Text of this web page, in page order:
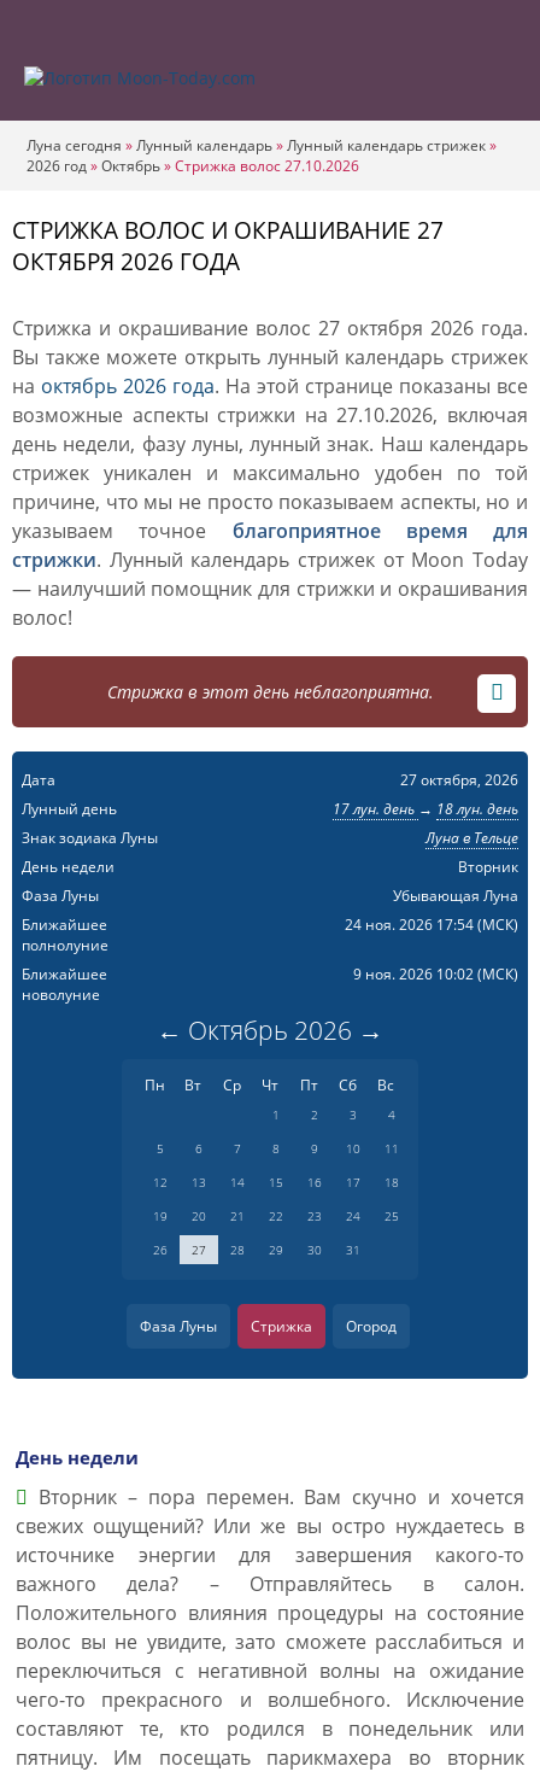
Луна сегодня »Лунный календарь»Лунный календарь стрижек»
2026 год»Октябрь»Стрижка волос 27.10.2026
СТРИЖКА ВОЛОС И ОКРАШИВАНИЕ 27
ОКТЯБРЯ 2026 ГОДА
Стрижка и окрашивание волос 27 октября 2026 года.
Вы также можете открыть лунный календарь стрижек
на октябрь 2026 года. На этой странице показаны все
возможные аспекты стрижки на 27.10.2026, включая
день недели, фазу луны, лунный знак. Наш календарь
стрижек уникален и максимально удобен по той
причине, что мы не просто показываем аспекты, но и
указываем точное благоприятное время для
стрижки. Лунный календарь стрижек от Moon Today
— наилучший помощник для стрижки и окрашивания
волос!
Стрижка в этот день неблагоприятна.
Дата
27 октября, 2026
Лунный день
17 лун. день → 18 лун. день
Знак зодиака Луны
Луна в Тельце
День недели
Вторник
Фаза Луны
Убывающая Луна
Ближайшее
полнолуние
24 ноя. 2026 17:54(МСК)
Ближайшее
новолуние
9 ноя. 2026 10:02(МСК)
← Октябрь 2026 →
Пн Вт Ср Чт Пт Сб Вс
1 2 3
4
5
6 7 8 9 10
11
12
13 14 15 16 17
18
19
20 21 22 23 24
25
26
27 28 29 30 31
Фаза Луны Стрижка Огород
День недели
Вторник – пора перемен. Вам скучно и хочется
свежих ощущений? Или же вы остро нуждаетесь в
источнике энергии для завершения какого-то
важного дела? – Отправляйтесь в салон.
Положительного влияния процедуры на состояние
волос вы не увидите, зато сможете расслабиться и
переключиться с негативной волны на ожидание
чего-то прекрасного и волшебного. Исключение
составляют те, кто родился в понедельник или
пятницу. Им посещать парикмахера во вторник